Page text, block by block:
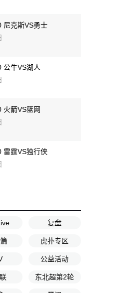
尼克斯VS勇士
公牛VS湖人
火箭VS篮网
雷霆VS独行侠
复盘
虎扑专区
公益活动
东北超第2轮